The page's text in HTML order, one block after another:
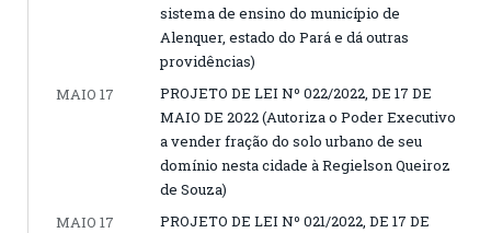
sistema de ensino do município de
Alenquer, estado do Pará e dá outras
providências)
MAIO 17
PROJETO DE LEI Nº 022/2022, DE 17 DE
MAIO DE 2022 (Autoriza o Poder Executivo
a vender fração do solo urbano de seu
domínio nesta cidade à Regielson Queiroz
de Souza)
MAIO 17
PROJETO DE LEI Nº 021/2022, DE 17 DE